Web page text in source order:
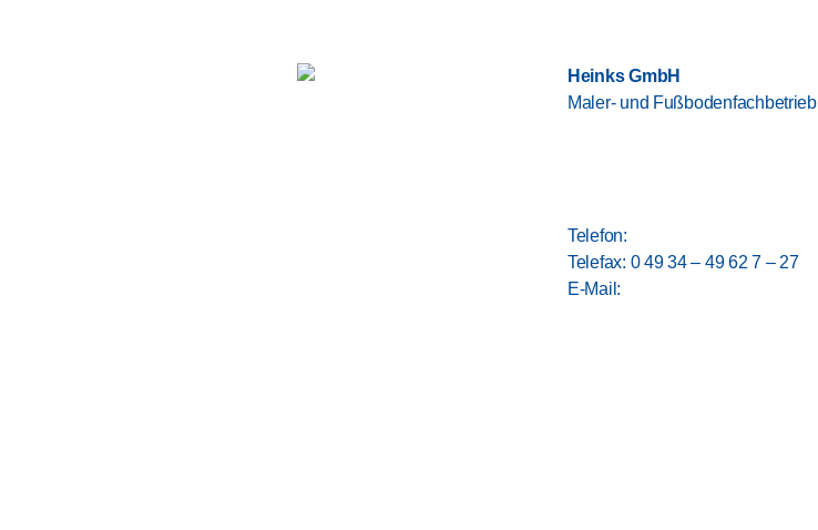
Heinks GmbH
Maler- und Fußbodenfachbetrieb
Telefon:
Telefax: 0 49 34 – 49 62 7 – 27
E-Mail: